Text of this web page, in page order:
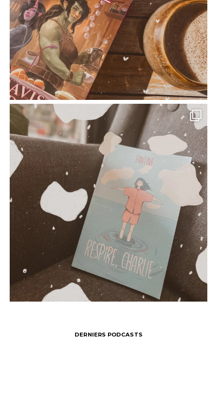
DERNIERS PODCASTS